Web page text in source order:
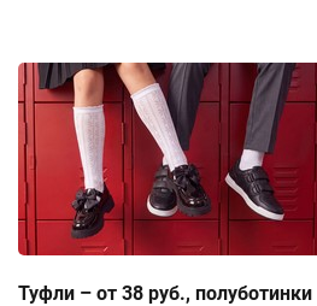
Туфли – от 38 руб.,